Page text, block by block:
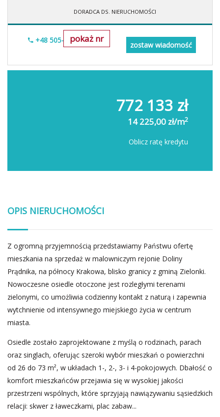
DORADCA DS. NIERUCHOMOŚCI
pokaż nr
+48 505-236-943
zostaw wiadomość
772 133 zł
14 225,00 zł/m2
Oblicz ratę kredytu
OPIS NIERUCHOMOŚCI
Z ogromną przyjemnością przedstawiamy Państwu ofertę
mieszkania na sprzedaż w malowniczym rejonie Doliny
Prądnika, na północy Krakowa, blisko granicy z gminą Zielonki.
Nowoczesne osiedle otoczone jest rozległymi terenami
zielonymi, co umożliwia codzienny kontakt z naturą i zapewnia
wytchnienie od intensywnego miejskiego życia w centrum
miasta.
Osiedle zostało zaprojektowane z myślą o rodzinach, parach
oraz singlach, oferując szeroki wybór mieszkań o powierzchni
od 26 do 73 m², w układach 1-, 2-, 3- i 4-pokojowych. Dbałość o
komfort mieszkańców przejawia się w wysokiej jakości
przestrzeni wspólnych, które sprzyjają nawiązywaniu sąsiedzkich
relacji: skwer z ławeczkami, plac zabaw...